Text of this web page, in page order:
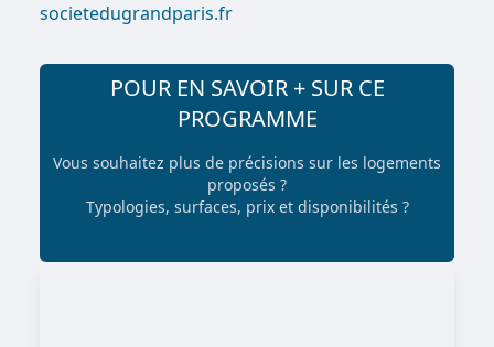
societedugrandparis.fr
POUR EN SAVOIR + SUR CE
PROGRAMME
Vous souhaitez plus de précisions sur les logements
proposés ?
Typologies, surfaces, prix et disponibilités ?